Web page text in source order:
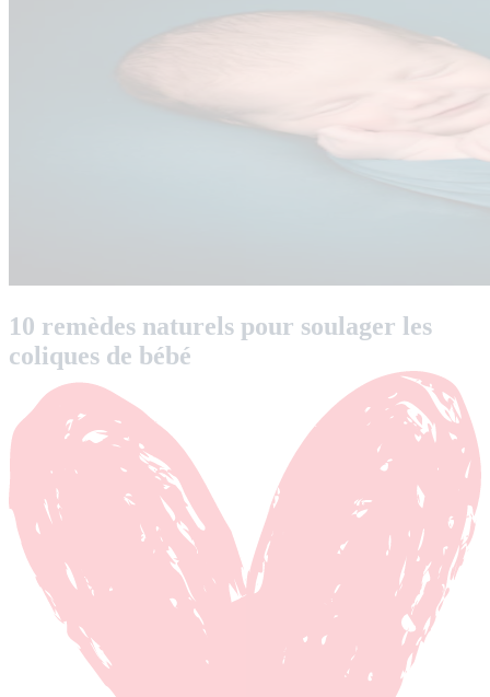
10 remèdes naturels pour soulager les
coliques de bébé